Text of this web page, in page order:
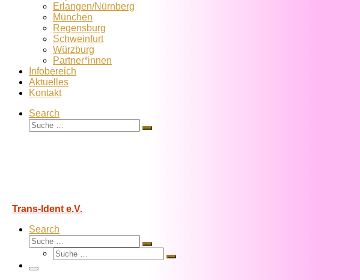
Erlangen/Nürnberg
München
Regensburg
Schweinfurt
Würzburg
Partner*innen
Infobereich
Aktuelles
Kontakt
Search
Suche
Suche
Trans-Ident e.V.
Search
Suche
Suche
Suche
Suche
Menü